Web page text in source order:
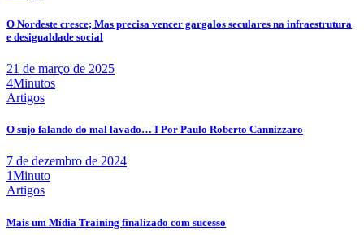
O Nordeste cresce; Mas precisa vencer gargalos seculares na infraestrutura
e desigualdade social
21 de março de 2025
4Minutos
Artigos
O sujo falando do mal lavado… I Por Paulo Roberto Cannizzaro
7 de dezembro de 2024
1Minuto
Artigos
Mais um Mídia Training finalizado com sucesso